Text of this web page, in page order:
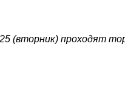
(вторник) проходят